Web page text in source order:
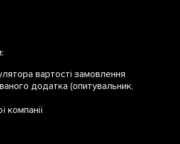
вартості замовлення
додатка (опитувальник,
компанії